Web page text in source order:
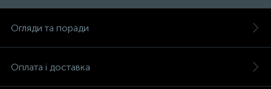
Огляди та поради
Оплата і доставка